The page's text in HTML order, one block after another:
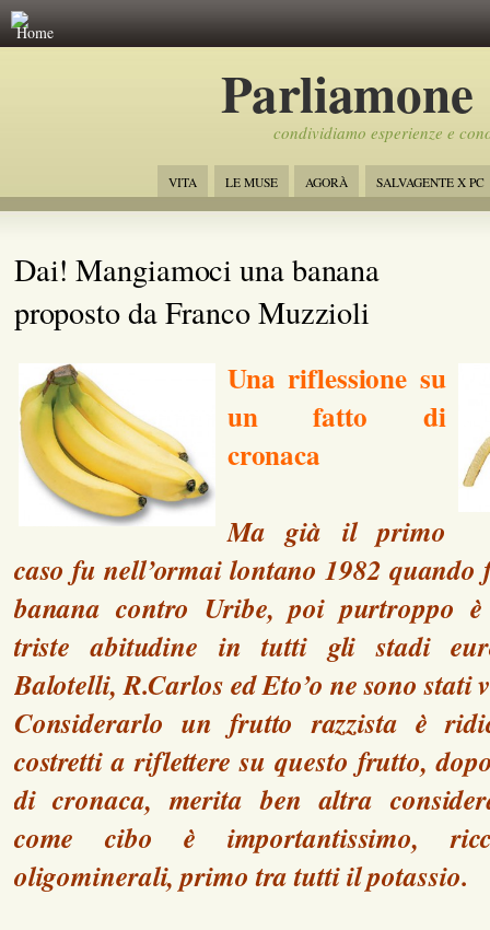
Home
Parliamone
condividiamo esperienze e
VITA LE MUSE AGORÀ SALVAGENTE X PC
Dai! Mangiamoci una banana
proposto da Franco Muzzioli
Una riflessione su
un fatto di
cronaca
Ma già il primo
caso fu nell’ormai lontano 1982
banana contro Uribe, poi purtroppo
triste abitudine in tutti gli stadi
Balotelli, R.Carlos ed Eto’o ne sono stati
Considerarlo un frutto razzista è
costretti a riflettere su questo frutto,
di cronaca, merita ben altra
come cibo è importantissimo,
oligominerali, primo tra tutti il potassio.